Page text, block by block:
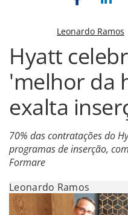
Leonardo Ramos
Hyatt
'melhor da
exalta
70% das contratações do
programas de inserção,
Formare
Leonardo Ramos